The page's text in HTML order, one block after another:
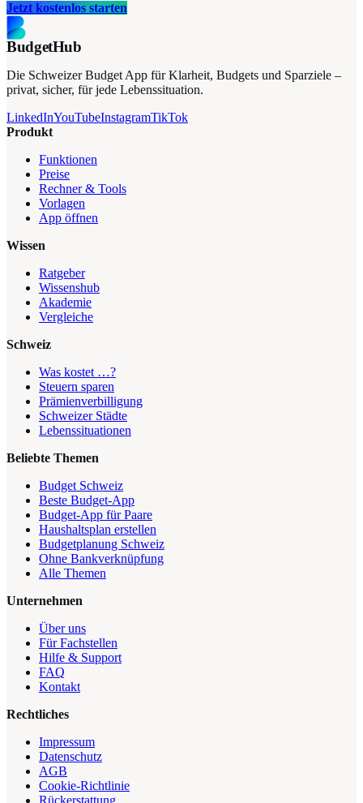
Jetzt kostenlos starten
BudgetHub
Die Schweizer Budget App für Klarheit, Budgets und Sparziele –
privat, sicher, für jede Lebenssituation.
LinkedInYouTubeInstagramTikTok
Produkt
Funktionen
Preise
Rechner & Tools
Vorlagen
App öffnen
Wissen
Ratgeber
Wissenshub
Akademie
Vergleiche
Schweiz
Was kostet …?
Steuern sparen
Prämienverbilligung
Schweizer Städte
Lebenssituationen
Beliebte Themen
Budget Schweiz
Beste Budget-App
Budget-App für Paare
Haushaltsplan erstellen
Budgetplanung Schweiz
Ohne Bankverknüpfung
Alle Themen
Unternehmen
Über uns
Für Fachstellen
Hilfe & Support
FAQ
Kontakt
Rechtliches
Impressum
Datenschutz
AGB
Cookie-Richtlinie
Rückerstattung